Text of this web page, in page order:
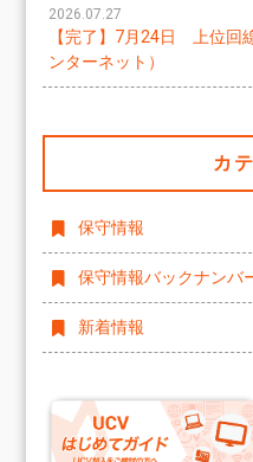
2026.07.27
【完了】7月24日 上位回
ンターネット）
カ
保守情報
保守情報バックナンバ
新着情報